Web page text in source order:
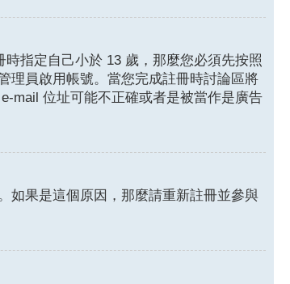
指定自己小於 13 歲，那麼您必須先按照
理員啟用帳號。當您完成註冊時討論區將
mail 位址可能不正確或者是被當作是廣告
如果是這個原因，那麼請重新註冊並參與